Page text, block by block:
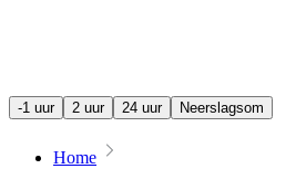
-1 uur 2 uur 24 uur Neerslagsom
Home